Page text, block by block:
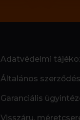
Adatvédelmi
Általános
Garanciális
Visszáru,